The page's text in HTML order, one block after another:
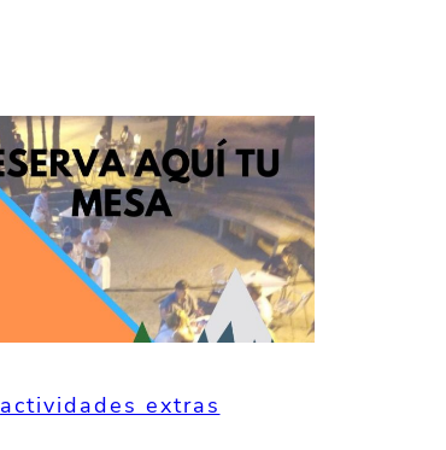
actividades extras